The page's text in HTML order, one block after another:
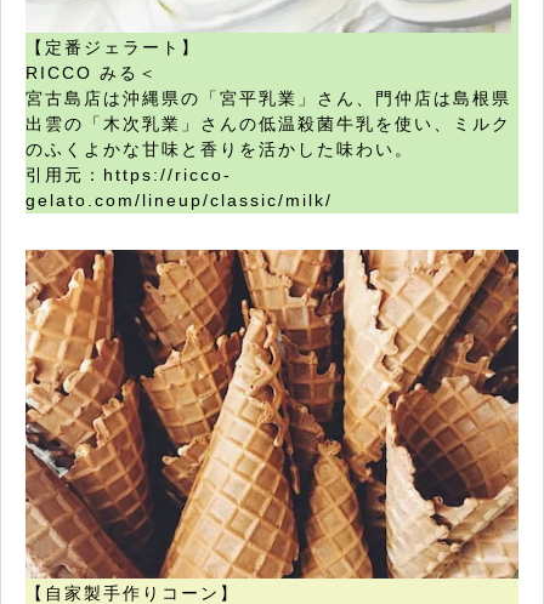
【定番ジェラート】
RICCO みる＜
宮古島店は沖縄県の「宮平乳業」さん、門仲店は島根県
出雲の「木次乳業」さんの低温殺菌牛乳を使い、ミルク
のふくよかな甘味と香りを活かした味わい。
引用元：https://ricco-
gelato.com/lineup/classic/milk/
【自家製手作りコーン】